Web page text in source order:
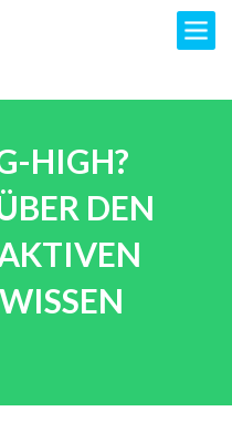
HIGH?
DEN